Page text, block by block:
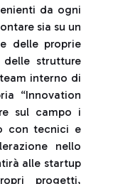
da ogni
sia su un
delle proprie
strutture
interno di
“Innovation
sul campo i
con tecnici e
nello
alle startup
progetti,